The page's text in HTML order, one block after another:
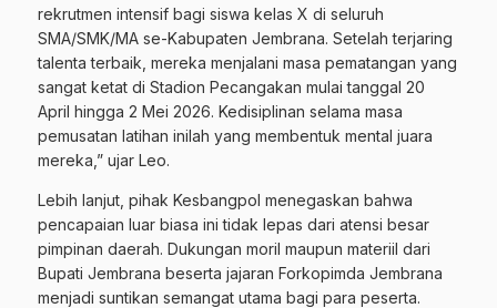
rekrutmen intensif bagi siswa kelas X di seluruh
SMA/SMK/MA se-Kabupaten Jembrana. Setelah terjaring
talenta terbaik, mereka menjalani masa pematangan yang
sangat ketat di Stadion Pecangakan mulai tanggal 20
April hingga 2 Mei 2026. Kedisiplinan selama masa
pemusatan latihan inilah yang membentuk mental juara
mereka,” ujar Leo.
Lebih lanjut, pihak Kesbangpol menegaskan bahwa
pencapaian luar biasa ini tidak lepas dari atensi besar
pimpinan daerah. Dukungan moril maupun materiil dari
Bupati Jembrana beserta jajaran Forkopimda Jembrana
menjadi suntikan semangat utama bagi para peserta.